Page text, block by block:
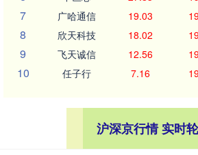
7 广哈通信 19.03
8 欣天科技 18.02
9 飞天诚信 12.56
10 任子行 7.16
沪深京行情 实时